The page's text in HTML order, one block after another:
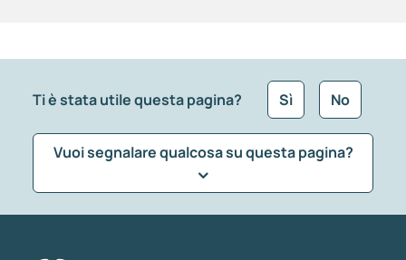
Ti è stata utile questa pagina? Sì No
Vuoi segnalare qualcosa su questa pagina?